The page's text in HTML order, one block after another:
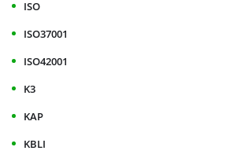
ISO
ISO37001
ISO42001
K3
KAP
KBLI